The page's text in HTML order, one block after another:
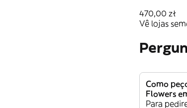
470,00 zł
Vê lojas
Como
Flowers
Para